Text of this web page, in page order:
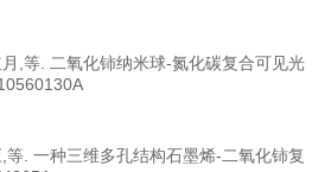
,等. 二氧化铈纳米球-氮化碳复合可见光
. 一种三维多孔结构石墨烯-二氧化铈复